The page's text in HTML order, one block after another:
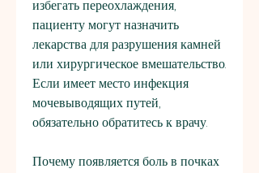
избегать переохлаждения,
пациенту могут назначить
лекарства для разрушения камней
или хирургическое вмешательство.
Если имеет место инфекция
мочевыводящих путей,
обязательно обратитесь к врачу.
Почему появляется боль в почках